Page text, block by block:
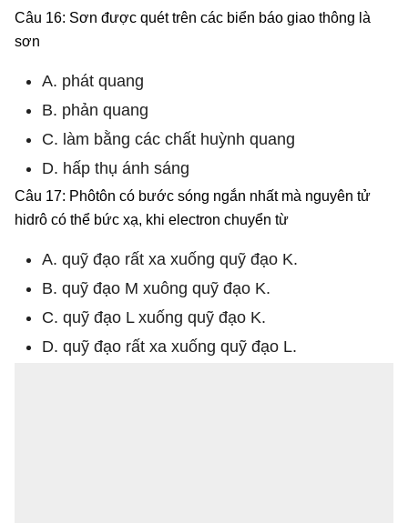
Câu 16: Sơn được quét trên các biển báo giao thông là
sơn
A. phát quang
B. phản quang
C. làm bằng các chất huỳnh quang
D. hấp thụ ánh sáng
Câu 17: Phôtôn có bước sóng ngắn nhất mà nguyên tử
hidrô có thể bức xạ, khi electron chuyển từ
A. quỹ đạo rất xa xuống quỹ đạo K.
B. quỹ đạo M xuông quỹ đạo K.
C. quỹ đạo L xuống quỹ đạo K.
D. quỹ đạo rất xa xuống quỹ đạo L.